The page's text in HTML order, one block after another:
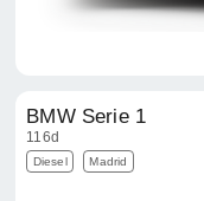
BMW Serie 1
116d
Diesel Madrid